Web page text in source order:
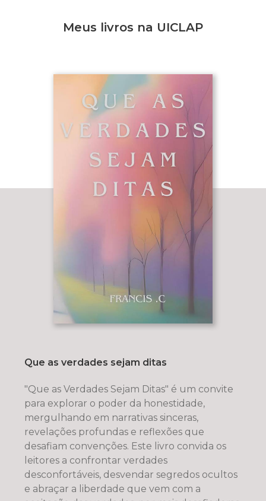
Meus livros na UICLAP
Que as verdades sejam ditas
"Que as Verdades Sejam Ditas" é um convite
para explorar o poder da honestidade,
mergulhando em narrativas sinceras,
revelações profundas e reflexões que
desafiam convenções. Este livro convida os
leitores a confrontar verdades
desconfortáveis, desvendar segredos ocultos
e abraçar a liberdade que vem com a